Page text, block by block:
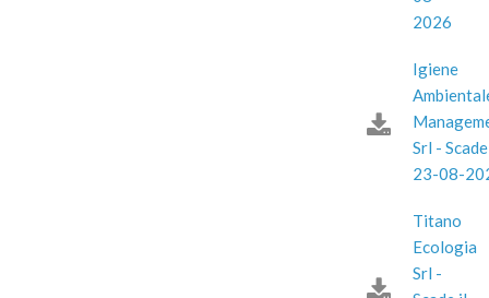
2026
Igiene
Srl -
23-08-
Titano
Ecologia
Srl -